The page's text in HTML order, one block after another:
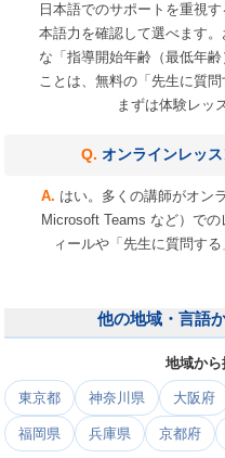
日本語でのサポートを重視
本語力を確認して選べます
な「指導開始年齢（最低年
ことは、無料の「先生に質
まずは体験レッ
オンラインレッ
はい。多くの講師がオン
Microsoft Teams など）で
ィールや「先生に質問す
他の地域・言語
地域から
東京都 神奈川県 大阪府
福岡県 兵庫県 京都府